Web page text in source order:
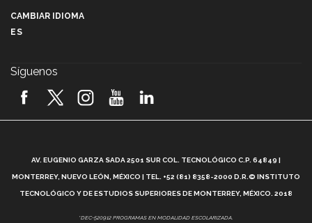
2026! (video)
¿Cómo es el Modelo Educativo Tec? (video)
Vida Tec: Feminismo e Inteligencia Artificial, Paola
CAMBIAR IDIOMA
ES
Síguenos
AV. EUGENIO GARZA SADA 2501 SUR COL. TECNOLÓGICO C.P. 64849 |
MONTERREY, NUEVO LEÓN, MÉXICO | TEL. +52 (81) 8358-2000 D.R.© INSTITUTO
TECNOLÓGICO Y DE ESTUDIOS SUPERIORES DE MONTERREY, MÉXICO. 2018
*DEC-520912 PROGRAMAS EN MODALIDAD ESCOLARIZADA.